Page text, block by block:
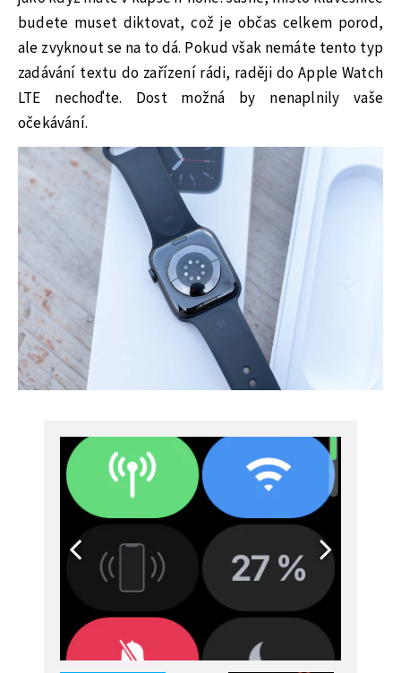
budete muset diktovat, což je občas celkem porod,
ale zvyknout se na to dá. Pokud však nemáte tento typ
zadávání textu do zařízení rádi, raději do Apple Watch
LTE nechoďte. Dost možná by nenaplnily vaše
očekávání.